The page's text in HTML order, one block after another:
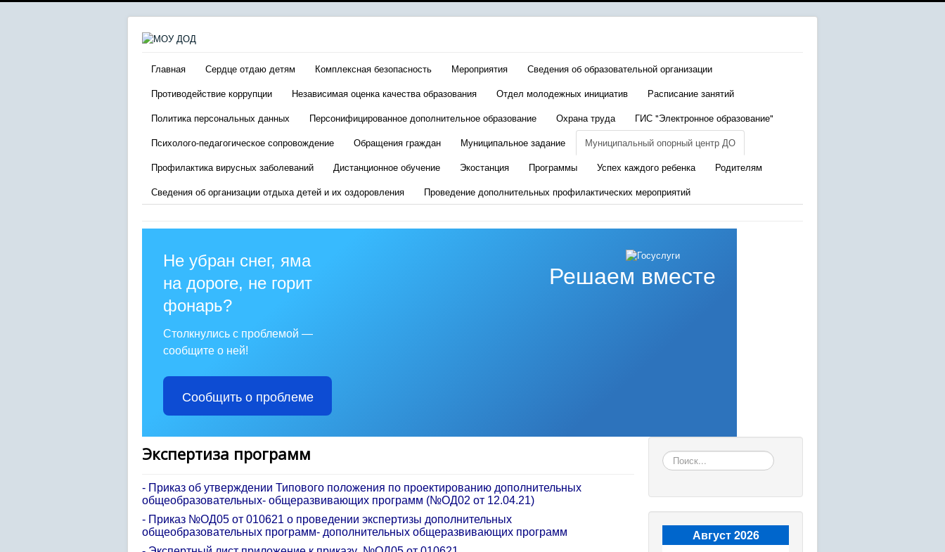
Главная Сердце отдаю детям Комплексная безопасность Мероприятия
Сведения об образовательной организации
Противодействие коррупции
Независимая оценка качества образования Отдел молодежных инициатив
Расписание занятий
Политика персональных данных
Персонифицированное дополнительное образование Охрана труда
ГИС "Электронное образование"
Психолого-педагогическое сопровождение
Обращения граждан Муниципальное задание
Муниципальный опорный центр ДО
Профилактика вирусных заболеваний
Дистанционное обучение Экостанция Программы Успех каждого ребенка
Родителям
Сведения об организации отдыха детей и их оздоровления
Проведение дополнительных профилактических мероприятий
Решаем вместе
Не убран снег, яма
на дороге, не горит
фонарь?
Столкнулись с проблемой —
сообщите о ней!
Сообщить о проблеме
Экспертиза программ
- Приказ об утверждении Типового положения по проектированию дополнительных
общеобразовательных- общеразвивающих программ (№ОД02 от 12.04.21)
- Приказ №ОД05 от 010621 о проведении экспертизы дополнительных
общеобразовательных программ- дополнительных общеразвивающих программ
Искать...
Август 2026